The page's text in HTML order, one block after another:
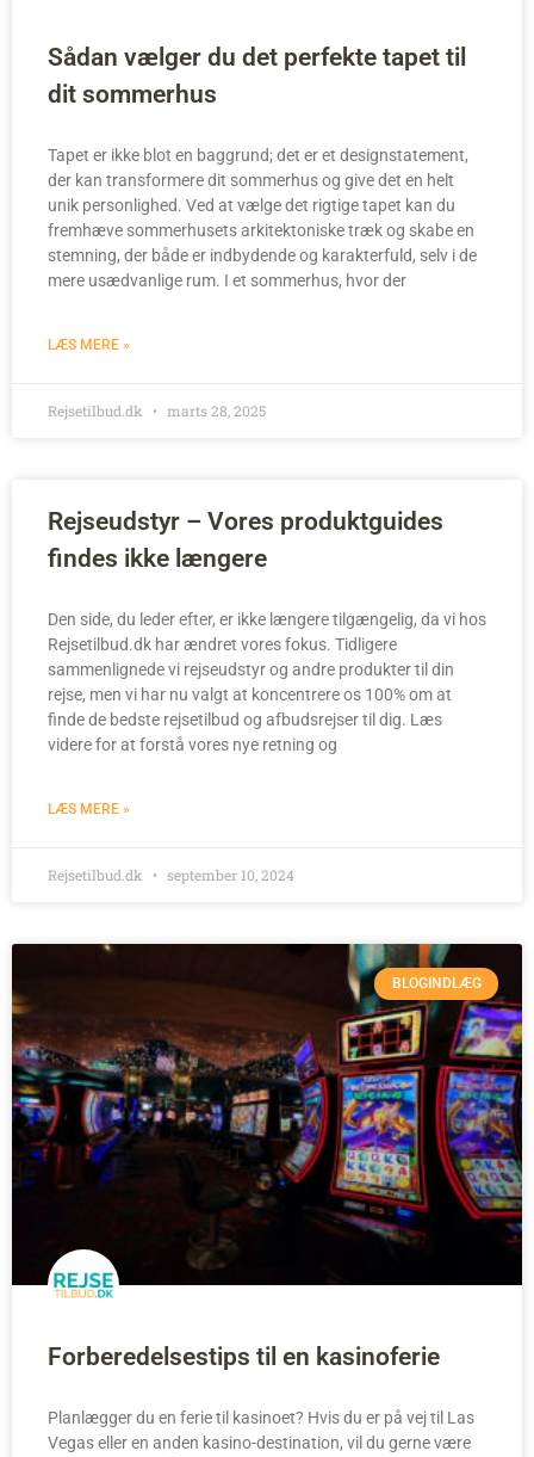
Sådan vælger du det perfekte tapet til
dit sommerhus
Tapet er ikke blot en baggrund; det er et designstatement,
der kan transformere dit sommerhus og give det en helt
unik personlighed. Ved at vælge det rigtige tapet kan du
fremhæve sommerhusets arkitektoniske træk og skabe en
stemning, der både er indbydende og karakterfuld, selv i de
mere usædvanlige rum. I et sommerhus, hvor der
LÆS MERE »
Rejsetilbud.dk marts 28, 2025
Rejseudstyr – Vores produktguides
findes ikke længere
Den side, du leder efter, er ikke længere tilgængelig, da vi hos
Rejsetilbud.dk har ændret vores fokus. Tidligere
sammenlignede vi rejseudstyr og andre produkter til din
rejse, men vi har nu valgt at koncentrere os 100% om at
finde de bedste rejsetilbud og afbudsrejser til dig. Læs
videre for at forstå vores nye retning og
LÆS MERE »
Rejsetilbud.dk september 10, 2024
BLOGINDLÆG
Forberedelsestips til en kasinoferie
Planlægger du en ferie til kasinoet? Hvis du er på vej til Las
Vegas eller en anden kasino-destination, vil du gerne være